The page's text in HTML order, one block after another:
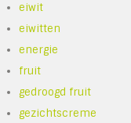
eiwit
eiwitten
energie
fruit
gedroogd fruit
gezichtscreme